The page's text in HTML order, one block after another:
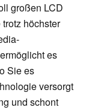
großen LCD
höchster
es
Sie es
versorgt
und schont